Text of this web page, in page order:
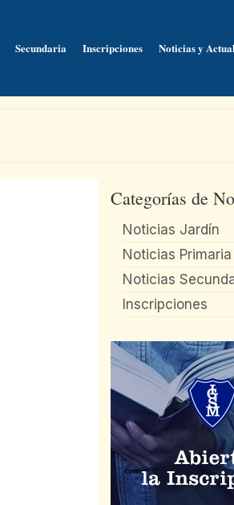
Secundaria Inscripciones Noticias y
Categorías de
Noticias Jardín
Noticias Primaria
Noticias
Inscripciones